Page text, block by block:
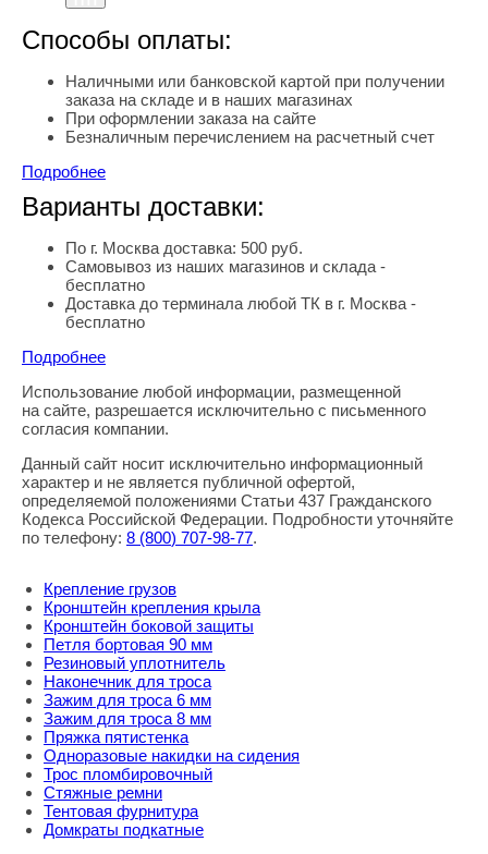
Способы оплаты:
Наличными или банковской картой при получении
заказа на складе и в наших магазинах
При оформлении заказа на сайте
Безналичным перечислением на расчетный счет
Подробнее
Варианты доставки:
По г. Москва доставка: 500 руб.
Самовывоз из наших магазинов и склада -
бесплатно
Доставка до терминала любой ТК в г. Москва -
бесплатно
Подробнее
Правовая информация
Использование любой информации, размещенной
на сайте, разрешается исключительно с письменного
согласия компании.
Данный сайт носит исключительно информационный
характер и не является публичной офертой,
определяемой положениями Статьи 437 Гражданского
Кодекса Российской Федерации. Подробности уточняйте
по телефону: 8 (800) 707-98-77.
Крепление грузов
Кронштейн крепления крыла
Кронштейн боковой защиты
Петля бортовая 90 мм
Резиновый уплотнитель
Наконечник для троса
Зажим для троса 6 мм
Зажим для троса 8 мм
Пряжка пятистенка
Одноразовые накидки на сидения
Трос пломбировочный
Стяжные ремни
Тентовая фурнитура
Домкраты подкатные